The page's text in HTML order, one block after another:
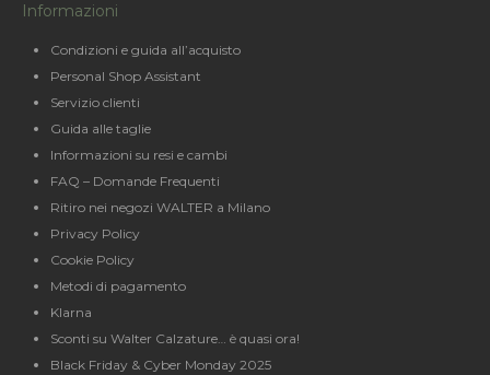
Informazioni
Condizioni e guida all’acquisto
Personal Shop Assistant
Servizio clienti
Guida alle taglie
Informazioni su resi e cambi
FAQ – Domande Frequenti
Ritiro nei negozi WALTER a Milano
Privacy Policy
Cookie Policy
Metodi di pagamento
Klarna
Sconti su Walter Calzature… è quasi ora!
Black Friday & Cyber Monday 2025